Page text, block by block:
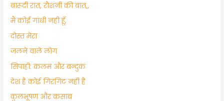
बारूदी रात, रौशनी की बात,,
मैं कोई गांधी नही हूँ,
दोस्त मेरा
जलने वाले लोग
सिपाही: कलम और बन्दुक
देश है कोई गिरगिट नही है
​कुलभूषण और कसाब